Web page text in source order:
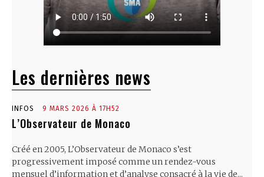
Les dernières news
INFOS 9 MARS 2026 À 17H52
L’Observateur de Monaco
Créé en 2005, L’Observateur de Monaco s’est
progressivement imposé comme un rendez-vous
mensuel d’information et d’analyse consacré à la vie de...